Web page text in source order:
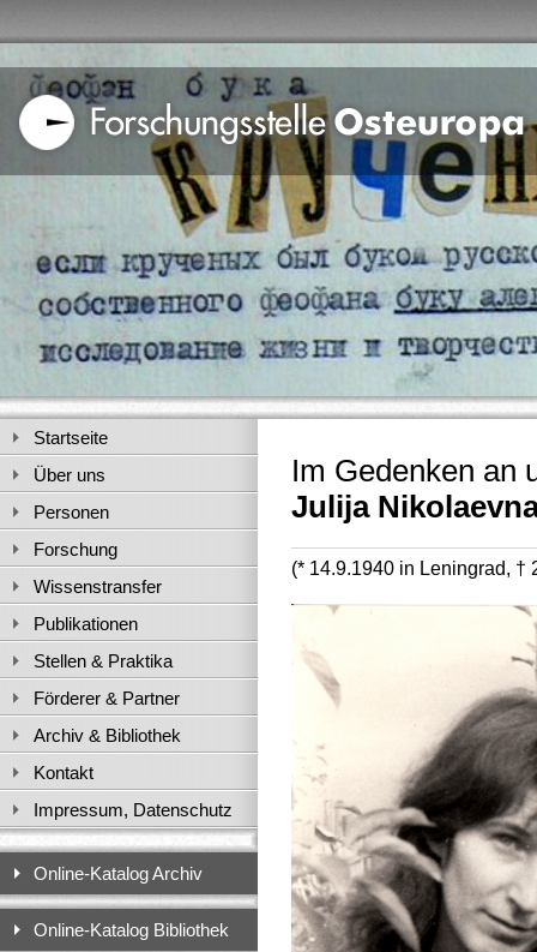
Im Gedenken an
Julija
(* 14.9.1940 in Leningrad, †
Startseite
Über uns
Personen
Forschung
Wissenstransfer
Publikationen
Stellen & Praktika
Förderer & Partner
Archiv & Bibliothek
Kontakt
Impressum, Datenschutz
Online-Katalog Archiv
Online-Katalog Bibliothek